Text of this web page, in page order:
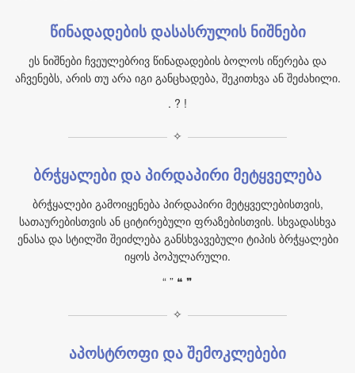
წინადადების დასასრულის ნიშნები
ეს ნიშნები ჩვეულებრივ წინადადების ბოლოს იწერება და
აჩვენებს, არის თუ არა იგი განცხადება, შეკითხვა ან შეძახილი.
. ? !
✧
ბრჭყალები და პირდაპირი მეტყველება
ბრჭყალები გამოიყენება პირდაპირი მეტყველებისთვის,
სათაურებისთვის ან ციტირებული ფრაზებისთვის. სხვადასხვა
ენასა და სტილში შეიძლება განსხვავებული ტიპის ბრჭყალები
იყოს პოპულარული.
“ ” ❝ ❞
✧
აპოსტროფი და შემოკლებები